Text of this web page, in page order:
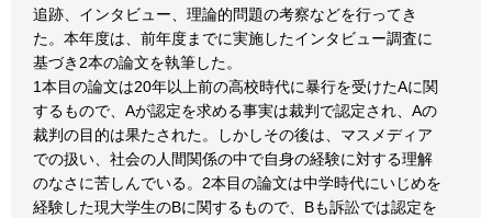
追跡、インタビュー、理論的問題の考察などを行ってき
た。本年度は、前年度までに実施したインタビュー調査に
基づき2本の論文を執筆した。
1本目の論文は20年以上前の高校時代に暴行を受けたAに関
するもので、Aが認定を求める事実は裁判で認定され、Aの
裁判の目的は果たされた。しかしその後は、マスメディア
での扱い、社会の人間関係の中で自身の経験に対する理解
のなさに苦しんでいる。2本目の論文は中学時代にいじめを
経験した現大学生のBに関するもので、Bも訴訟では認定を